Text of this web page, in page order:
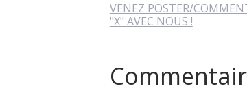
VENEZ POSTER/
"X" AVEC NOUS !